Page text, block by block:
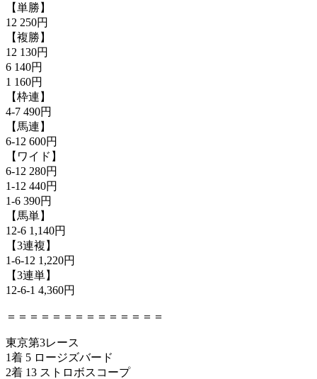
【単勝】
12 250円
【複勝】
12 130円
6 140円
1 160円
【枠連】
4-7 490円
【馬連】
6-12 600円
【ワイド】
6-12 280円
1-12 440円
1-6 390円
【馬単】
12-6 1,140円
【3連複】
1-6-12 1,220円
【3連単】
12-6-1 4,360円
＝＝＝＝＝＝＝＝＝＝＝＝＝＝
東京第3レース
1着 5 ロージズバード
2着 13 ストロボスコープ